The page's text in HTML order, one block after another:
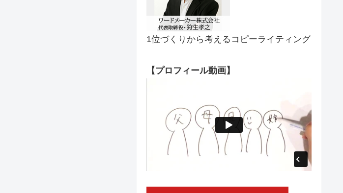
1位づくりから考えるコピーライティング
【プロフィール動画】